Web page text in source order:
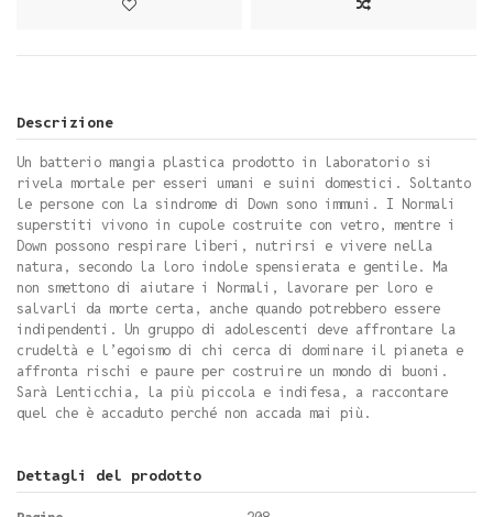
Descrizione
Un batterio mangia plastica prodotto in laboratorio si
rivela mortale per esseri umani e suini domestici. Soltanto
le persone con la sindrome di Down sono immuni. I Normali
superstiti vivono in cupole costruite con vetro, mentre i
Down possono respirare liberi, nutrirsi e vivere nella
natura, secondo la loro indole spensierata e gentile. Ma
non smettono di aiutare i Normali, lavorare per loro e
salvarli da morte certa, anche quando potrebbero essere
indipendenti. Un gruppo di adolescenti deve affrontare la
crudeltà e l’egoismo di chi cerca di dominare il pianeta e
affronta rischi e paure per costruire un mondo di buoni.
Sarà Lenticchia, la più piccola e indifesa, a raccontare
quel che è accaduto perché non accada mai più.
Dettagli del prodotto